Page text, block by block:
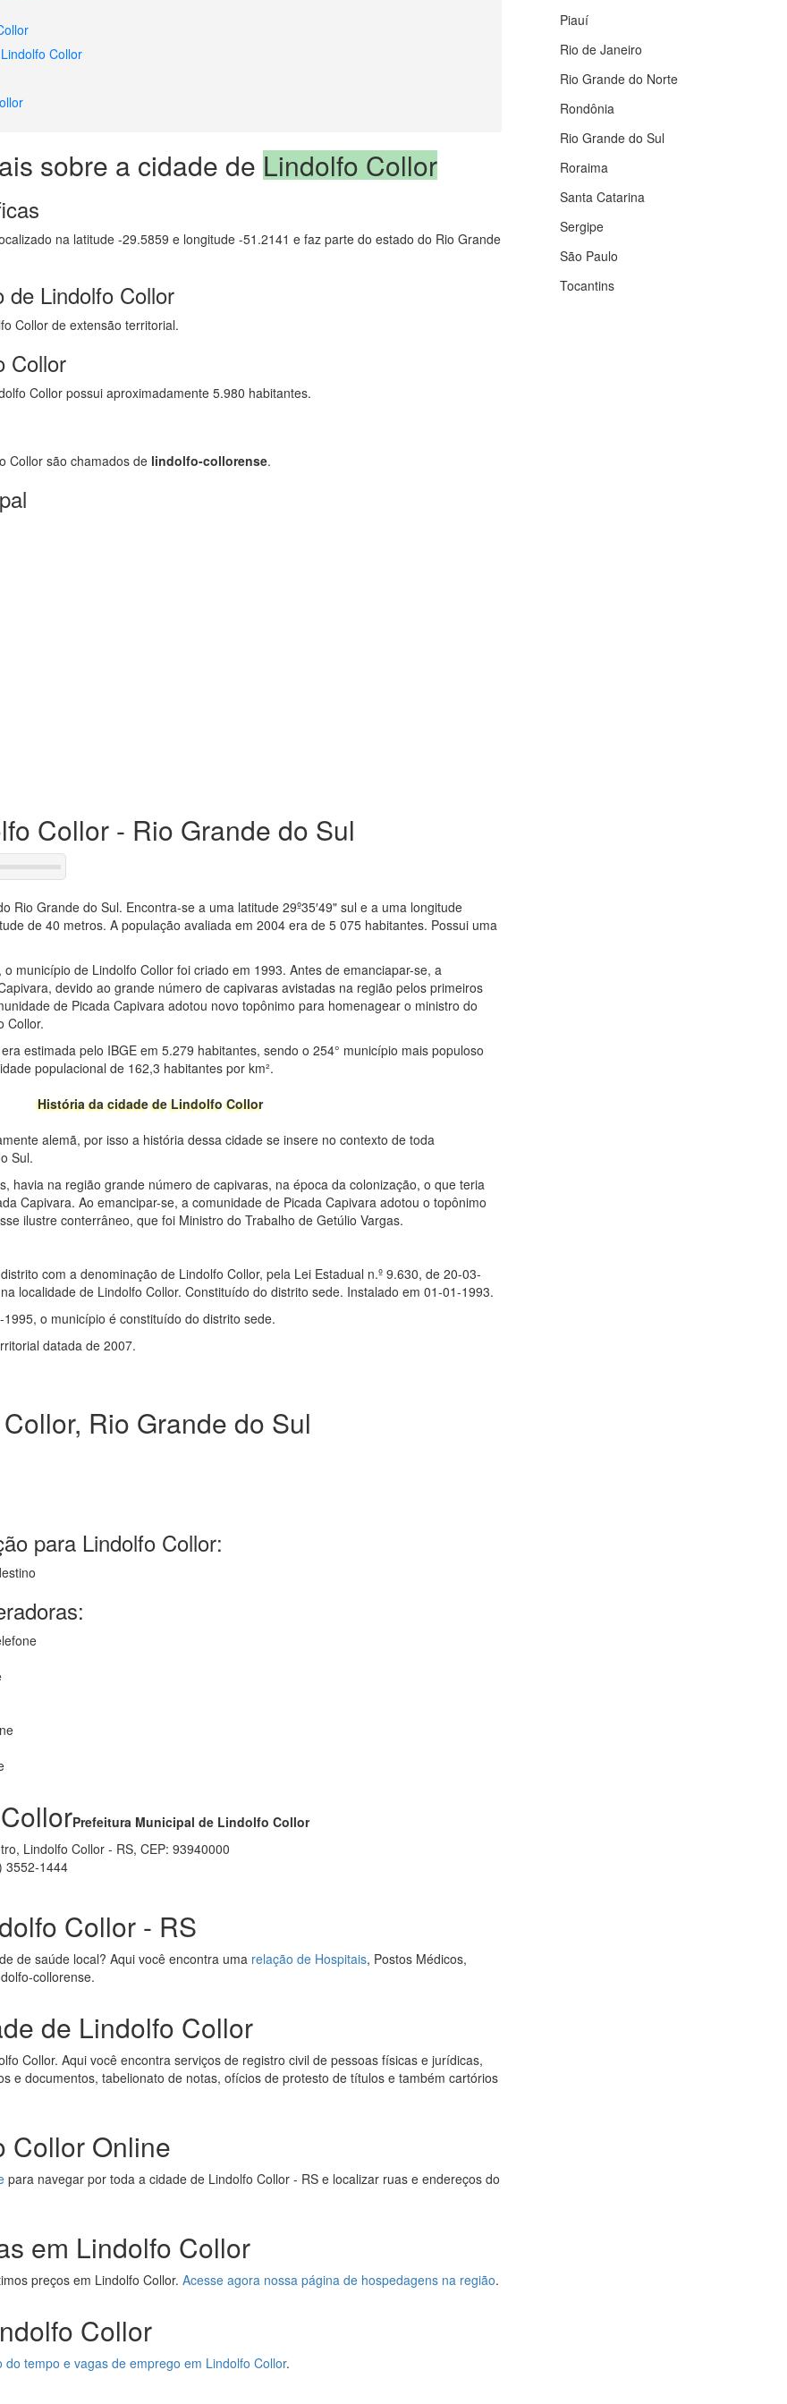
Collor
sobre a cidade de Lindolfo Collor
na latitude -29.5859 e longitude -51.2141 e faz parte do estado do Rio Grande
de Lindolfo Collor
Collor de extensão territorial.
Collor
Collor possui aproximadamente 5.980 habitantes.
Collor são chamados de lindolfo-collorense.
Collor - Rio Grande do Sul
Rio Grande do Sul. Encontra-se a uma latitude 29º35′49" sul e a uma longitude
de 40 metros. A população avaliada em 2004 era de 5 075 habitantes. Possui uma
município de Lindolfo Collor foi criado em 1993. Antes de emanciapar-se, a
devido ao grande número de capivaras avistadas na região pelos primeiros
de Picada Capivara adotou novo topônimo para homenagear o ministro do
Collor.
estimada pelo IBGE em 5.279 habitantes, sendo o 254° município mais populoso
populacional de 162,3 habitantes por km².
História da cidade de Lindolfo Collor
alemã, por isso a história dessa cidade se insere no contexto de toda
Sul.
havia na região grande número de capivaras, na época da colonização, o que teria
Capivara. Ao emancipar-se, a comunidade de Picada Capivara adotou o topônimo
ilustre conterrâneo, que foi Ministro do Trabalho de Getúlio Vargas.
com a denominação de Lindolfo Collor, pela Lei Estadual n.º 9.630, de 20-03-
localidade de Lindolfo Collor. Constituído do distrito sede. Instalado em 01-01-1993.
o município é constituído do distrito sede.
datada de 2007.
Rio Grande do Sul
para Lindolfo Collor:
Prefeitura Municipal de Lindolfo Collor
Lindolfo Collor - RS, CEP: 93940000
3552-1444
Collor - RS
de saúde local? Aqui você encontra uma relação de Hospitais, Postos Médicos,
collorense.
de Lindolfo Collor
Collor. Aqui você encontra serviços de registro civil de pessoas físicas e jurídicas,
e documentos, tabelionato de notas, ofícios de protesto de títulos e também cartórios
Collor Online
para navegar por toda a cidade de Lindolfo Collor - RS e localizar ruas e endereços do
em Lindolfo Collor
preços em Lindolfo Collor.Acesse agora nossa página de hospedagens na região.
Collor
do tempo e vagas de emprego em Lindolfo Collor.
Piauí
Rio de Janeiro
Rio Grande do Norte
Rondônia
Rio Grande do Sul
Roraima
Santa Catarina
Sergipe
São Paulo
Tocantins